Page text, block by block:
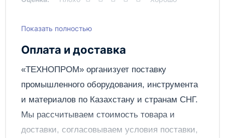
Написать отзыв
Показать полностью
Оплата и доставка
«ТЕХНОПРОМ» организует поставку
промышленного оборудования, инструмента
и материалов по Казахстану и странам СНГ.
Мы рассчитываем стоимость товара и
доставки, согласовываем условия поставки,